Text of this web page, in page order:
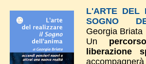
L'ARTE DEL
SOGNO
Georgia Briata
Un
liberazione